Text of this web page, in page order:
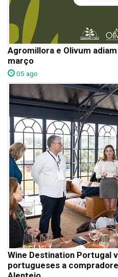
Agromillora e Olivum
março
05 ago
Wine Destination Portugal
portugueses a